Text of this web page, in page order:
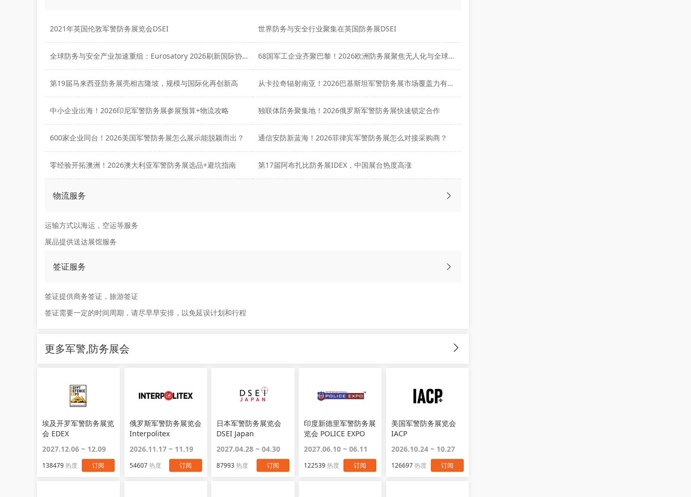
2021年英国伦敦军警防务展览会DSEI 世界防务与安全行业聚集在英国防务展DSEI
全球防务与安全产业加速重组：Eurosatory 2026刷新国际协作“新坐标” 68国军工企业齐聚巴黎！2026欧洲防务展聚焦无人化与全球合作
第19届马来西亚防务展亮相吉隆坡，规模与国际化再创新高 从卡拉奇辐射南亚！2026巴基斯坦军警防务展市场覆盖力有多强？
中小企业出海！2026印尼军警防务展参展预算+物流攻略 独联体防务聚集地！2026俄罗斯军警防务展快速锁定合作
600家企业同台！2026美国军警防务展怎么展示能脱颖而出？ 通信安防新蓝海！2026菲律宾军警防务展怎么对接采购商？
零经验开拓澳洲！2026澳大利亚军警防务展选品+避坑指南 第17届阿布扎比防务展IDEX，中国展台热度高涨
物流服务
运输方式以海运，空运等服务
展品提供送达展馆服务
签证服务
签证提供商务签证，旅游签证
签证需要一定的时间周期，请尽早早安排，以免延误计划和行程
更多军警,防务展会
埃及开罗军警防务展览
会 EDEX
2027.12.06 ~ 12.09
138479热度 订阅
俄罗斯军警防务展览会
Interpolitex
2026.11.17 ~ 11.19
54607热度 订阅
日本军警防务展览会
DSEI Japan
2027.04.28 ~ 04.30
87993热度 订阅
印度新德里军警防务展
览会 POLICE EXPO
2027.06.10 ~ 06.11
122539热度 订阅
美国军警防务展览会
IACP
2026.10.24 ~ 10.27
126697热度 订阅